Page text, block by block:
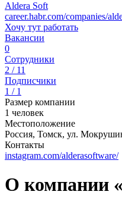
Aldera Soft
career.habr.com/companies/
Хочу тут работать
Вакансии
0
Сотрудники
2 / 11
Подписчики
1 / 1
Размер компании
1 человек
Местоположение
Россия, Томск, ул.
Контакты
instagram.com/alderasoftware/
О компании